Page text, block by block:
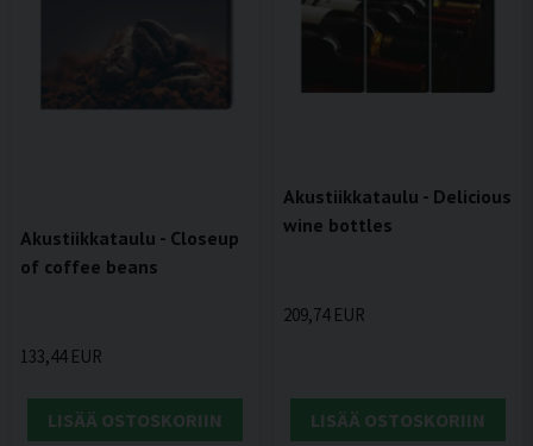
Akustiikkataulu - Closeup
of coffee beans
133,44 EUR
LISÄÄ OSTOSKORIIN
Akustiikkataulu - Delicious
wine bottles
209,74 EUR
LISÄÄ OSTOSKORIIN